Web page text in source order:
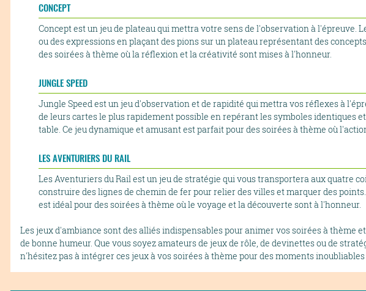
CONCEPT
Concept est un jeu de plateau qui mettra votre sens de l'observation à l'épreuve.
ou des expressions en plaçant des pions sur un plateau représentant des
des soirées à thème où la réflexion et la créativité sont mises à l'honneur.
JUNGLE SPEED
Jungle Speed est un jeu d'observation et de rapidité qui mettra vos réflexes à
de leurs cartes le plus rapidement possible en repérant les symboles identiques
table. Ce jeu dynamique et amusant est parfait pour des soirées à thème où
LES AVENTURIERS DU RAIL
Les Aventuriers du Rail est un jeu de stratégie qui vous transportera aux quatre
construire des lignes de chemin de fer pour relier des villes et marquer des
est idéal pour des soirées à thème où le voyage et la découverte sont à l'honneur.
Les jeux d'ambiance sont des alliés indispensables pour animer vos soirées à thème
de bonne humeur. Que vous soyez amateurs de jeux de rôle, de devinettes ou de
n'hésitez pas à intégrer ces jeux à vos soirées à thème pour des moments